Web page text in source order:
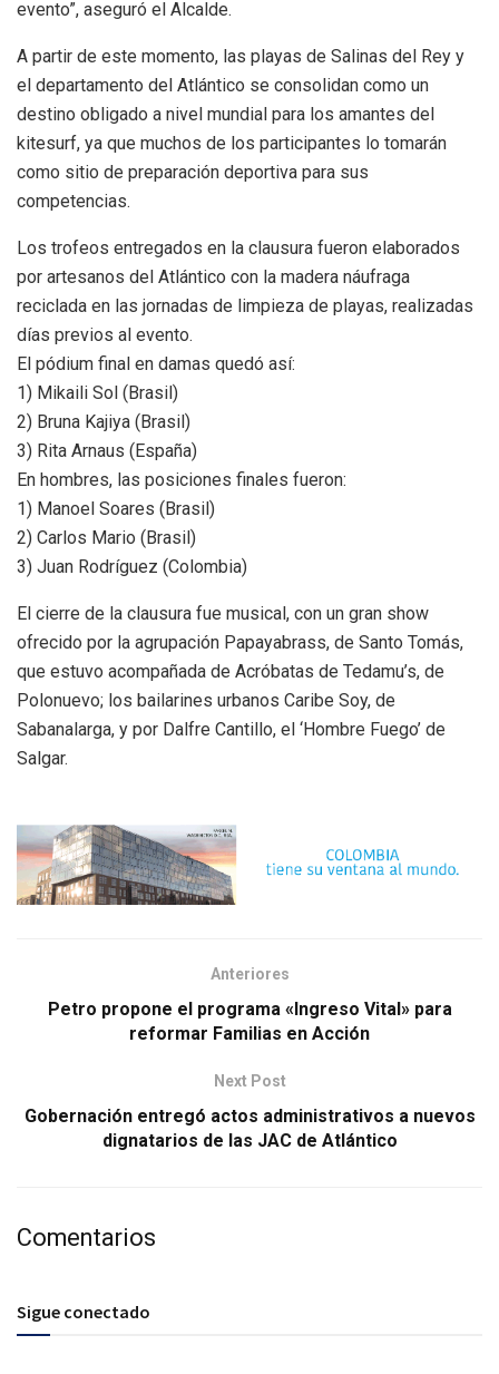
evento”, aseguró el Alcalde.
A partir de este momento, las playas de Salinas del Rey y
el departamento del Atlántico se consolidan como un
destino obligado a nivel mundial para los amantes del
kitesurf, ya que muchos de los participantes lo tomarán
como sitio de preparación deportiva para sus
competencias.
Los trofeos entregados en la clausura fueron elaborados
por artesanos del Atlántico con la madera náufraga
reciclada en las jornadas de limpieza de playas, realizadas
días previos al evento.
El pódium final en damas quedó así:
1) Mikaili Sol (Brasil)
2) Bruna Kajiya (Brasil)
3) Rita Arnaus (España)
En hombres, las posiciones finales fueron:
1) Manoel Soares (Brasil)
2) Carlos Mario (Brasil)
3) Juan Rodríguez (Colombia)
El cierre de la clausura fue musical, con un gran show
ofrecido por la agrupación Papayabrass, de Santo Tomás,
que estuvo acompañada de Acróbatas de Tedamu’s, de
Polonuevo; los bailarines urbanos Caribe Soy, de
Sabanalarga, y por Dalfre Cantillo, el ‘Hombre Fuego’ de
Salgar.
Anteriores
Petro propone el programa «Ingreso Vital» para
reformar Familias en Acción
Next Post
Gobernación entregó actos administrativos a nuevos
dignatarios de las JAC de Atlántico
Comentarios
Sigue conectado